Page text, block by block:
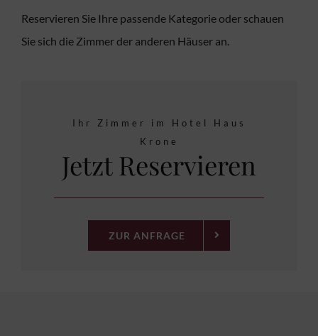
Reservieren Sie Ihre passende Kategorie oder schauen
Sie sich die Zimmer der anderen Häuser an.
Ihr Zimmer im Hotel Haus
Krone
Jetzt Reservieren
ZUR ANFRAGE